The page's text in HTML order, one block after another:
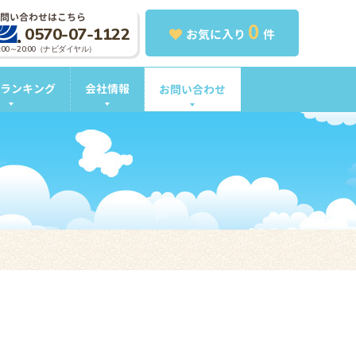
お気に入り 0 件
い合わせはこちら
0570-07-1122
～20:00（ナビダイヤル）
ンキング 会社情報 お問い合わせ